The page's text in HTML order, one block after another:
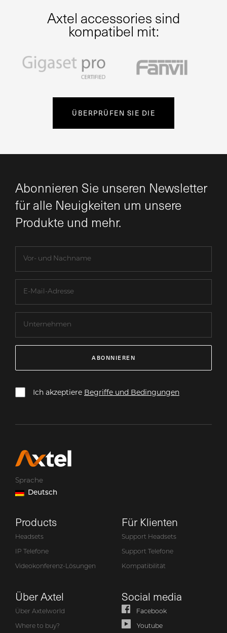
Axtel accessories sind
kompatibel mit:
ÜBERPRÜFEN SIE DIE
Abonnieren Sie unseren Newsletter
für alle Neuigkeiten um unsere
Produkte und mehr.
ABONNIEREN
Ich akzeptiere Begriffe und Bedingungen
Sprache
Deutsch
Products
Headsets
IP Telefone
Videokonferenz-Lösungen
Für Klienten
Support Headsets
Support Telefone
Kompatibilität
Über Axtel
Über Axtelworld
Where to buy?
Social media
Facebook
Youtube